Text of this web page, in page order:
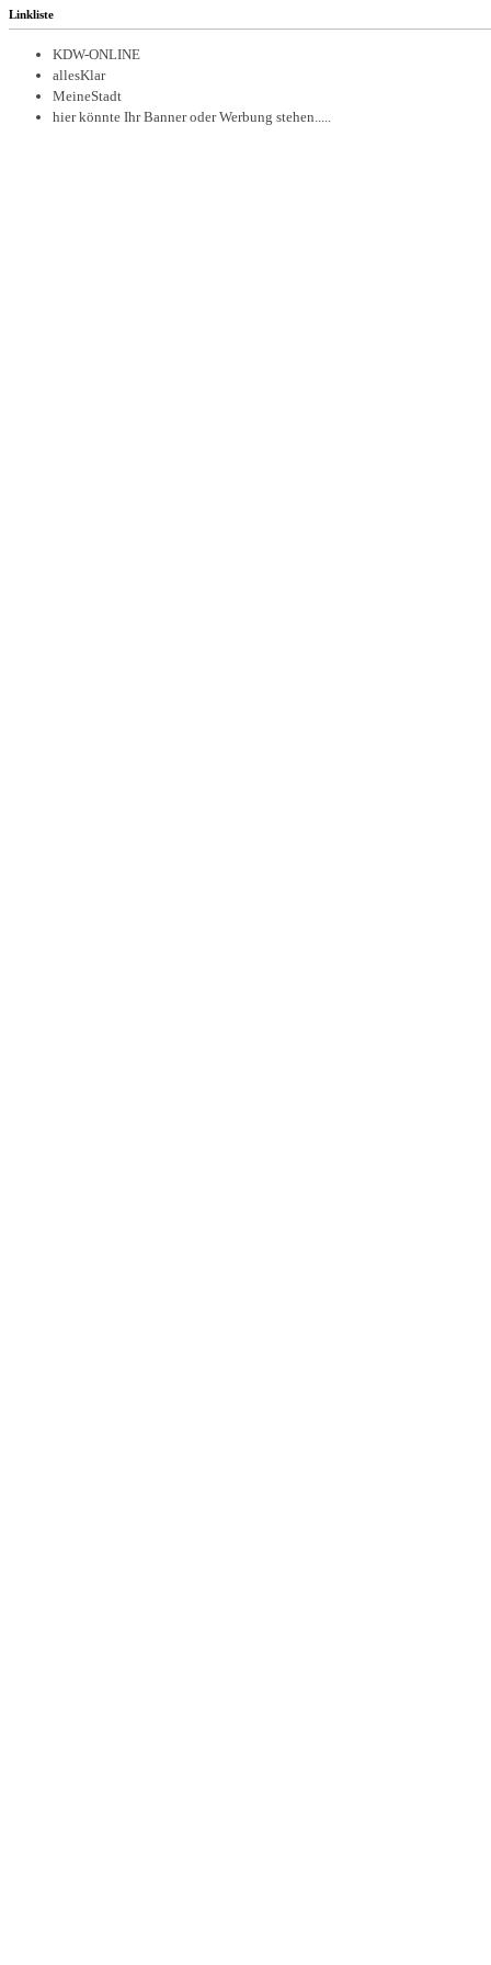
Linkliste
KDW-ONLINE
allesKlar
MeineStadt
hier könnte Ihr Banner oder Werbung stehen.....